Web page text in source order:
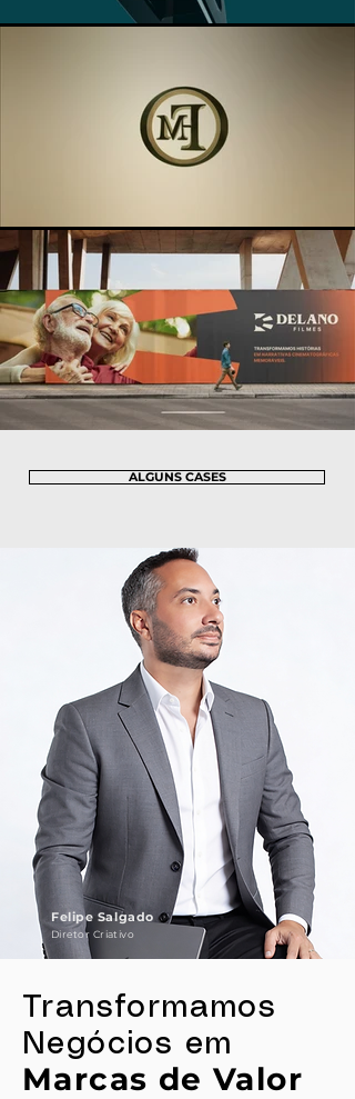
ALGUNS CASES
Felipe Salgado
Diretor Criativo
Transformamos
Negócios em
Marcas de Valor